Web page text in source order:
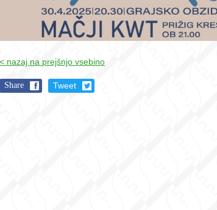
< nazaj na prejšnjo vsebino
Share Tweet